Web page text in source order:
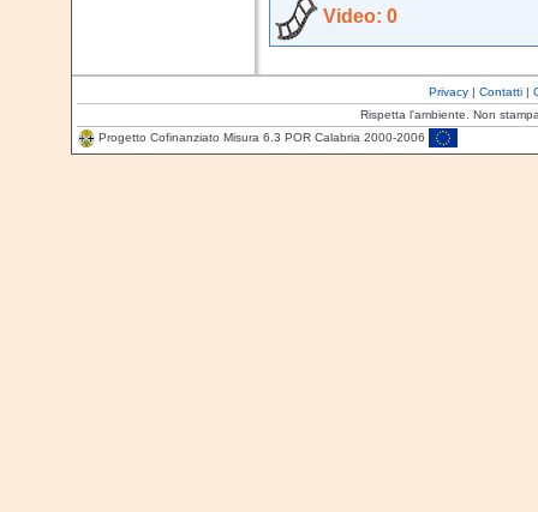
Video: 0
Privacy| Contatti|
Rispetta l'ambiente. Non
Progetto Cofinanziato Misura 6.3 POR Calabria 2000-2006